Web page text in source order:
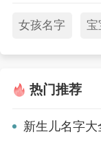
女孩名字 宝
热门推荐
新生儿名字大